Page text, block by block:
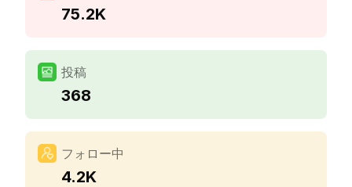
75.2K
投稿
368
フォロー中
4.2K